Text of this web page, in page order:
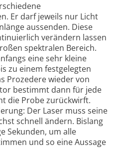
Er darf jeweils nur Licht
aussenden. Diese
verändern lassen
spektralen Bereich.
eine sehr kleine
zu einem festgelegten
Prozedere wieder von
bestimmt dann für jede
die Probe zurückwirft.
Der Laser muss seine
schnell ändern. Bislang
Sekunden, um alle
und so eine Aussage